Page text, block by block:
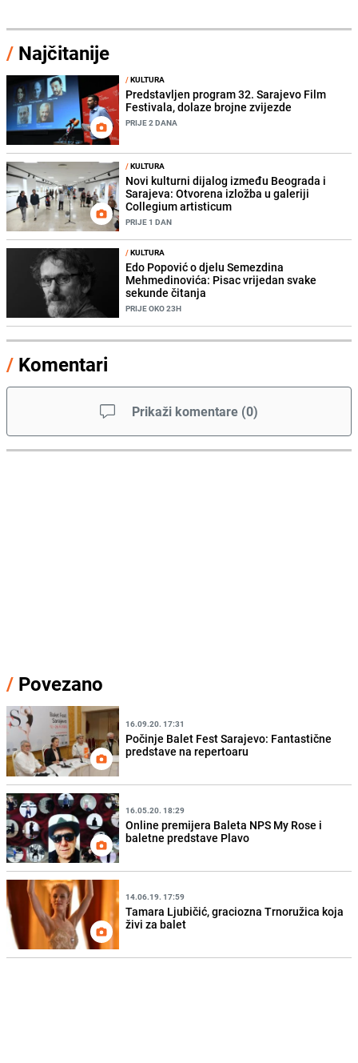
/ Najčitanije
/KULTURA
Predstavljen program 32. Sarajevo Film
Festivala, dolaze brojne zvijezde
PRIJE 2 DANA
/KULTURA
Novi kulturni dijalog između Beograda i
Sarajeva: Otvorena izložba u galeriji
Collegium artisticum
PRIJE 1 DAN
/KULTURA
Edo Popović o djelu Semezdina
Mehmedinovića: Pisac vrijedan svake
sekunde čitanja
PRIJE OKO 23H
/ Komentari
Prikaži komentare (0)
/ Povezano
16.09.20. 17:31
Počinje Balet Fest Sarajevo: Fantastične
predstave na repertoaru
16.05.20. 18:29
Online premijera Baleta NPS My Rose i
baletne predstave Plavo
14.06.19. 17:59
Tamara Ljubičić, graciozna Trnoružica koja
živi za balet